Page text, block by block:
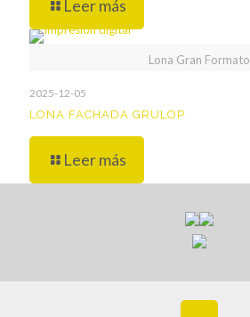
Leer más
Lona Gran Formato
2025-12-05
LONA FACHADA GRULOP
Leer más